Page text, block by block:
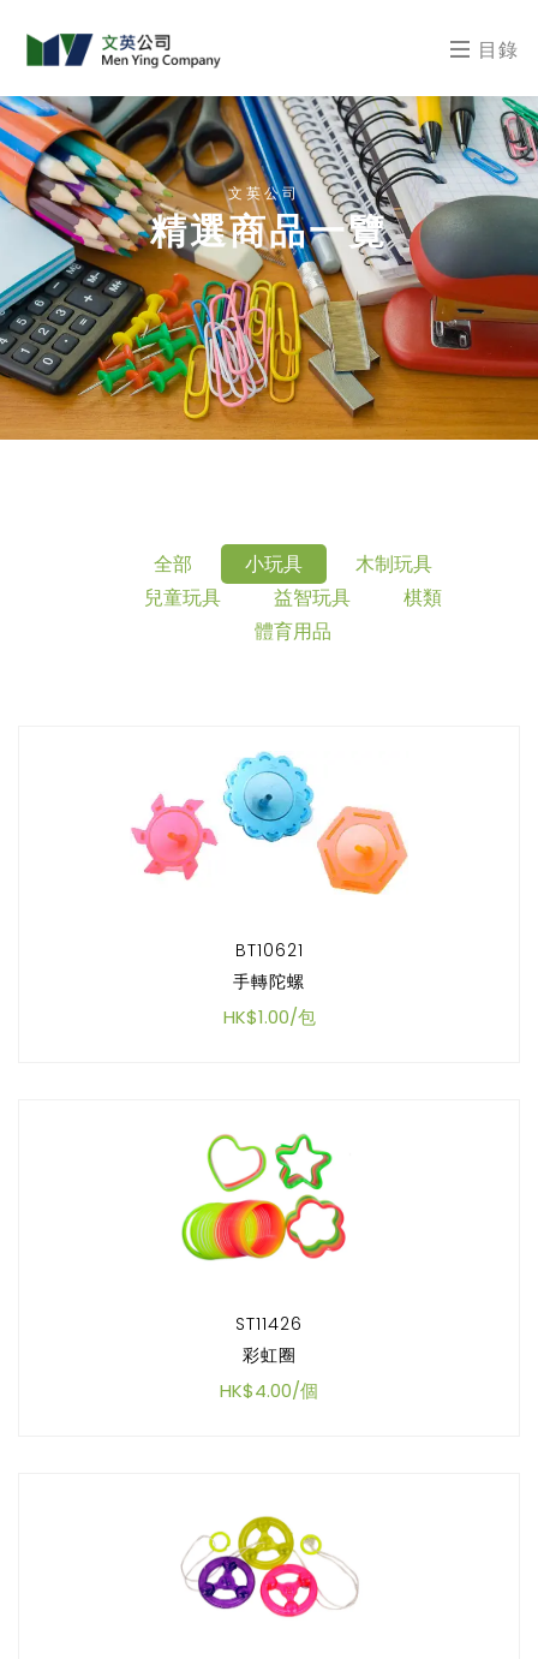
目錄
文英公司
精選商品一覽
全部 小玩具
木制玩具
兒童玩具
益智玩具
棋類
體育用品
BT10621
手轉陀螺
HK$1.00/包
ST11426
彩虹圈
HK$4.00/個